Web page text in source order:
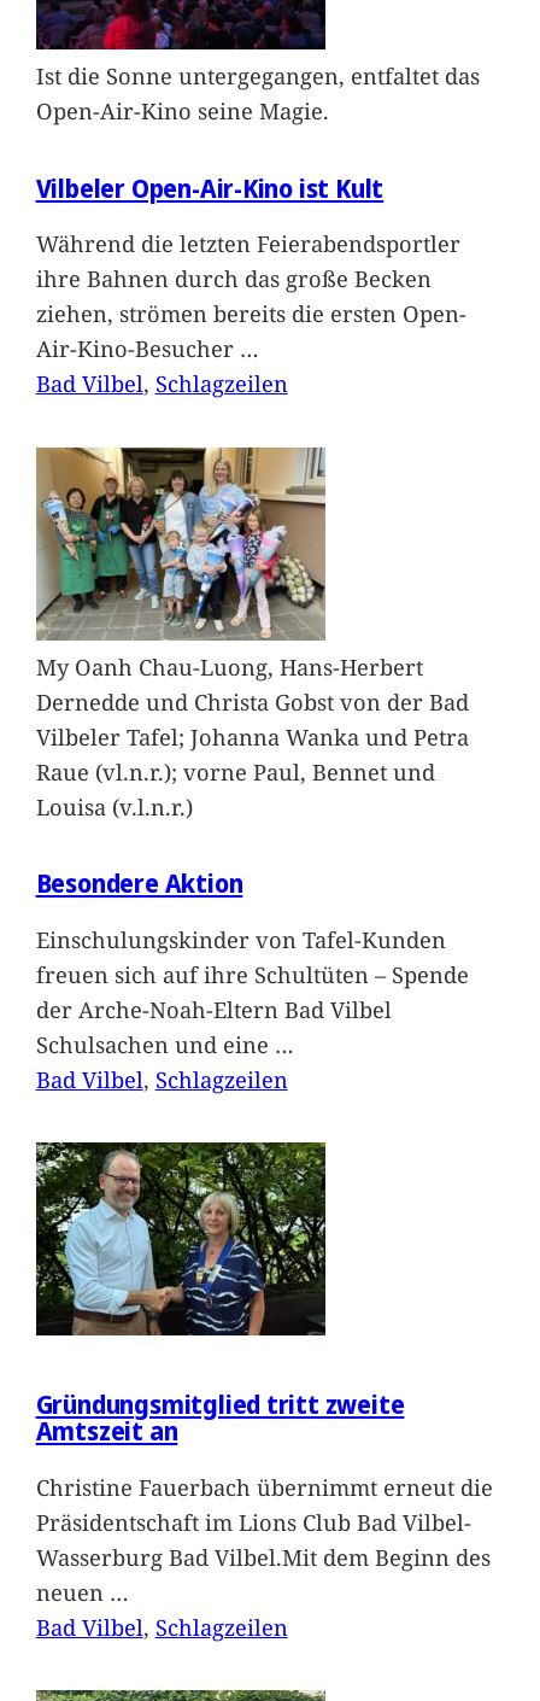
Ist die Sonne untergegangen, entfaltet das
Open-Air-Kino seine Magie.
Vilbeler Open-Air-Kino ist Kult
Während die letzten Feierabendsportler
ihre Bahnen durch das große Becken
ziehen, strömen bereits die ersten Open-
Air-Kino-Besucher …
Bad Vilbel, Schlagzeilen
My Oanh Chau-Luong, Hans-Herbert
Dernedde und Christa Gobst von der Bad
Vilbeler Tafel; Johanna Wanka und Petra
Raue (vl.n.r.); vorne Paul, Bennet und
Louisa (v.l.n.r.)
Besondere Aktion
Einschulungskinder von Tafel-Kunden
freuen sich auf ihre Schultüten – Spende
der Arche-Noah-Eltern Bad Vilbel
Schulsachen und eine …
Bad Vilbel, Schlagzeilen
Gründungsmitglied tritt zweite
Amtszeit an
Christine Fauerbach übernimmt erneut die
Präsidentschaft im Lions Club Bad Vilbel-
Wasserburg Bad Vilbel.Mit dem Beginn des
neuen …
Bad Vilbel, Schlagzeilen